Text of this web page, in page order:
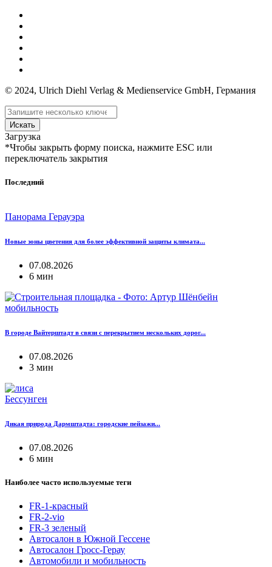
© 2024, Ulrich Diehl Verlag & Medienservice GmbH, Германия
Искать
Загрузка
*Чтобы закрыть форму поиска, нажмите ESC или
переключатель закрытия
Последний
Панорама Герауэра
Новые зоны цветения для более эффективной защиты климата...
07.08.2026
6 мин
мобильность
В городе Вайтерштадт в связи с перекрытием нескольких дорог...
07.08.2026
3 мин
Бессунген
Дикая природа Дармштадта: городские пейзажи...
07.08.2026
6 мин
Наиболее часто используемые теги
FR-1-красный
FR-2-vio
FR-3 зеленый
Автосалон в Южной Гессене
Автосалон Гросс-Герау
Автомобили и мобильность